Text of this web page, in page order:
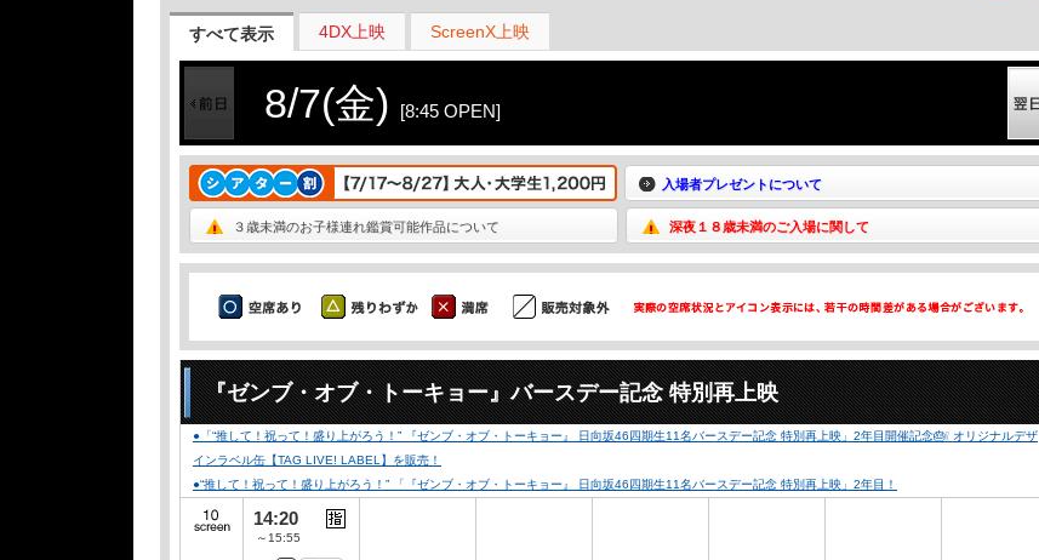
すべて表示 4DX上映 ScreenX上映
8/7(金) [8:45 OPEN]
入場者プレゼントについて
３歳未満のお子様連れ鑑賞可能作品について 深夜１８歳未満のご入場に関して
『ゼンブ・オブ・トーキョー』バースデー記念 特別再上映
●「“推して！祝って！盛り上がろう！” 『ゼンブ・オブ・トーキョー』 日向坂46四期生11名バースデー記念 特別再上映」2年目開催記念🎂❕ オリジナルデザ
インラベル缶【TAG LIVE! LABEL】を販売！
●“推して！祝って！盛り上がろう！” 「『ゼンブ・オブ・トーキョー』 日向坂46四期生11名バースデー記念 特別再上映」2年目！
14:20
～15:55